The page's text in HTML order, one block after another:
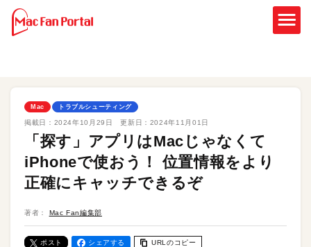
Mac トラブルシューティング
掲載日： 2024年10月29日 更新日： 2024年11月01日
「探す」アプリはMacじゃなくて
iPhoneで使おう！ 位置情報をより
正確にキャッチできるぞ
著者： Mac Fan編集部
ポスト シェアする URLのコピー